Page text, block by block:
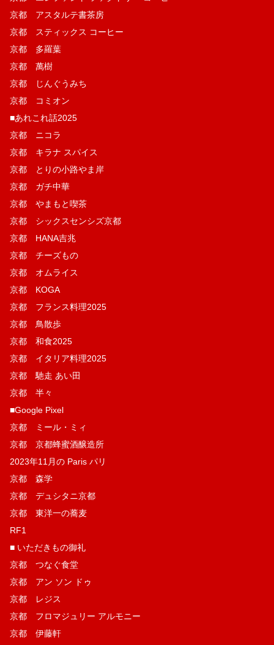
京都 アスタルテ書茶房
京都 スティックス コーヒー
京都 多羅葉
京都 萬樹
京都 じんぐうみち
京都 コミオン
■あれこれ話2025
京都 ニコラ
京都 キラナ スパイス
京都 とりの小路やま岸
京都 ガチ中華
京都 やまもと喫茶
京都 シックスセンシズ京都
京都 HANA吉兆
京都 チーズもの
京都 オムライス
京都 KOGA
京都 フランス料理2025
京都 鳥散歩
京都 和食2025
京都 イタリア料理2025
京都 馳走 あい田
京都 半々
■Google Pixel
京都 ミール・ミィ
京都 京都蜂蜜酒醸造所
2023年11月の Paris パリ
京都 森学
京都 デュシタニ京都
京都 東洋一の蕎麦
RF1
■ いただきもの御礼
京都 つなぐ食堂
京都 アン ソン ドゥ
京都 レジス
京都 フロマジュリー アルモニー
京都 伊藤軒